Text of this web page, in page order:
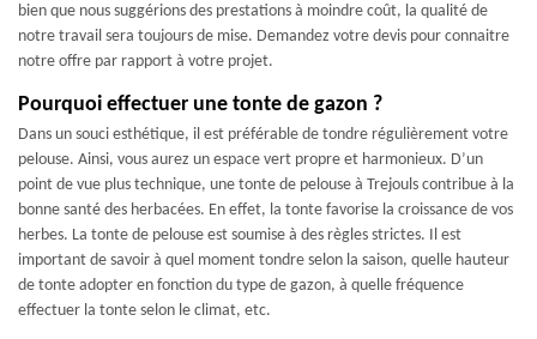
bien que nous suggérions des prestations à moindre coût, la qualité de
notre travail sera toujours de mise. Demandez votre devis pour connaitre
notre offre par rapport à votre projet.
Pourquoi effectuer une tonte de gazon ?
Dans un souci esthétique, il est préférable de tondre régulièrement votre
pelouse. Ainsi, vous aurez un espace vert propre et harmonieux. D’un
point de vue plus technique, une tonte de pelouse à Trejouls contribue à la
bonne santé des herbacées. En effet, la tonte favorise la croissance de vos
herbes. La tonte de pelouse est soumise à des règles strictes. Il est
important de savoir à quel moment tondre selon la saison, quelle hauteur
de tonte adopter en fonction du type de gazon, à quelle fréquence
effectuer la tonte selon le climat, etc.